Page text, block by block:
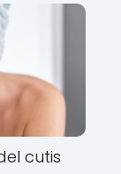
cutis